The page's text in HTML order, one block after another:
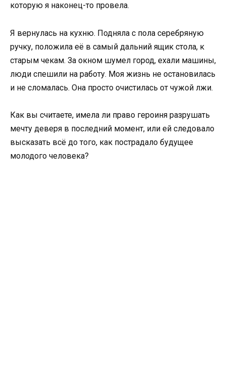
которую я наконец-то провела.
Я вернулась на кухню. Подняла с пола серебряную
ручку, положила её в самый дальний ящик стола, к
старым чекам. За окном шумел город, ехали машины,
люди спешили на работу. Моя жизнь не остановилась
и не сломалась. Она просто очистилась от чужой лжи.
Как вы считаете, имела ли право героиня разрушать
мечту деверя в последний момент, или ей следовало
высказать всё до того, как пострадало будущее
молодого человека?